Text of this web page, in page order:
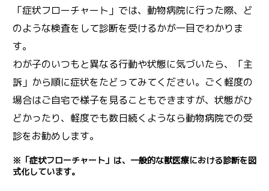
「症状フローチャート」では、動物病院に行った際、ど
のような検査をして診断を受けるかが一目でわかりま
す。
わが子のいつもと異なる行動や状態に気づいたら、「主
訴」から順に症状をたどってみてください。ごく軽度の
場合はご自宅で様子を見ることもできますが、状態がひ
どかったり、軽度でも数日続くようなら動物病院での受
診をお勧めします。
※「症状フローチャート」は、一般的な獣医療における診断を図
式化しています。